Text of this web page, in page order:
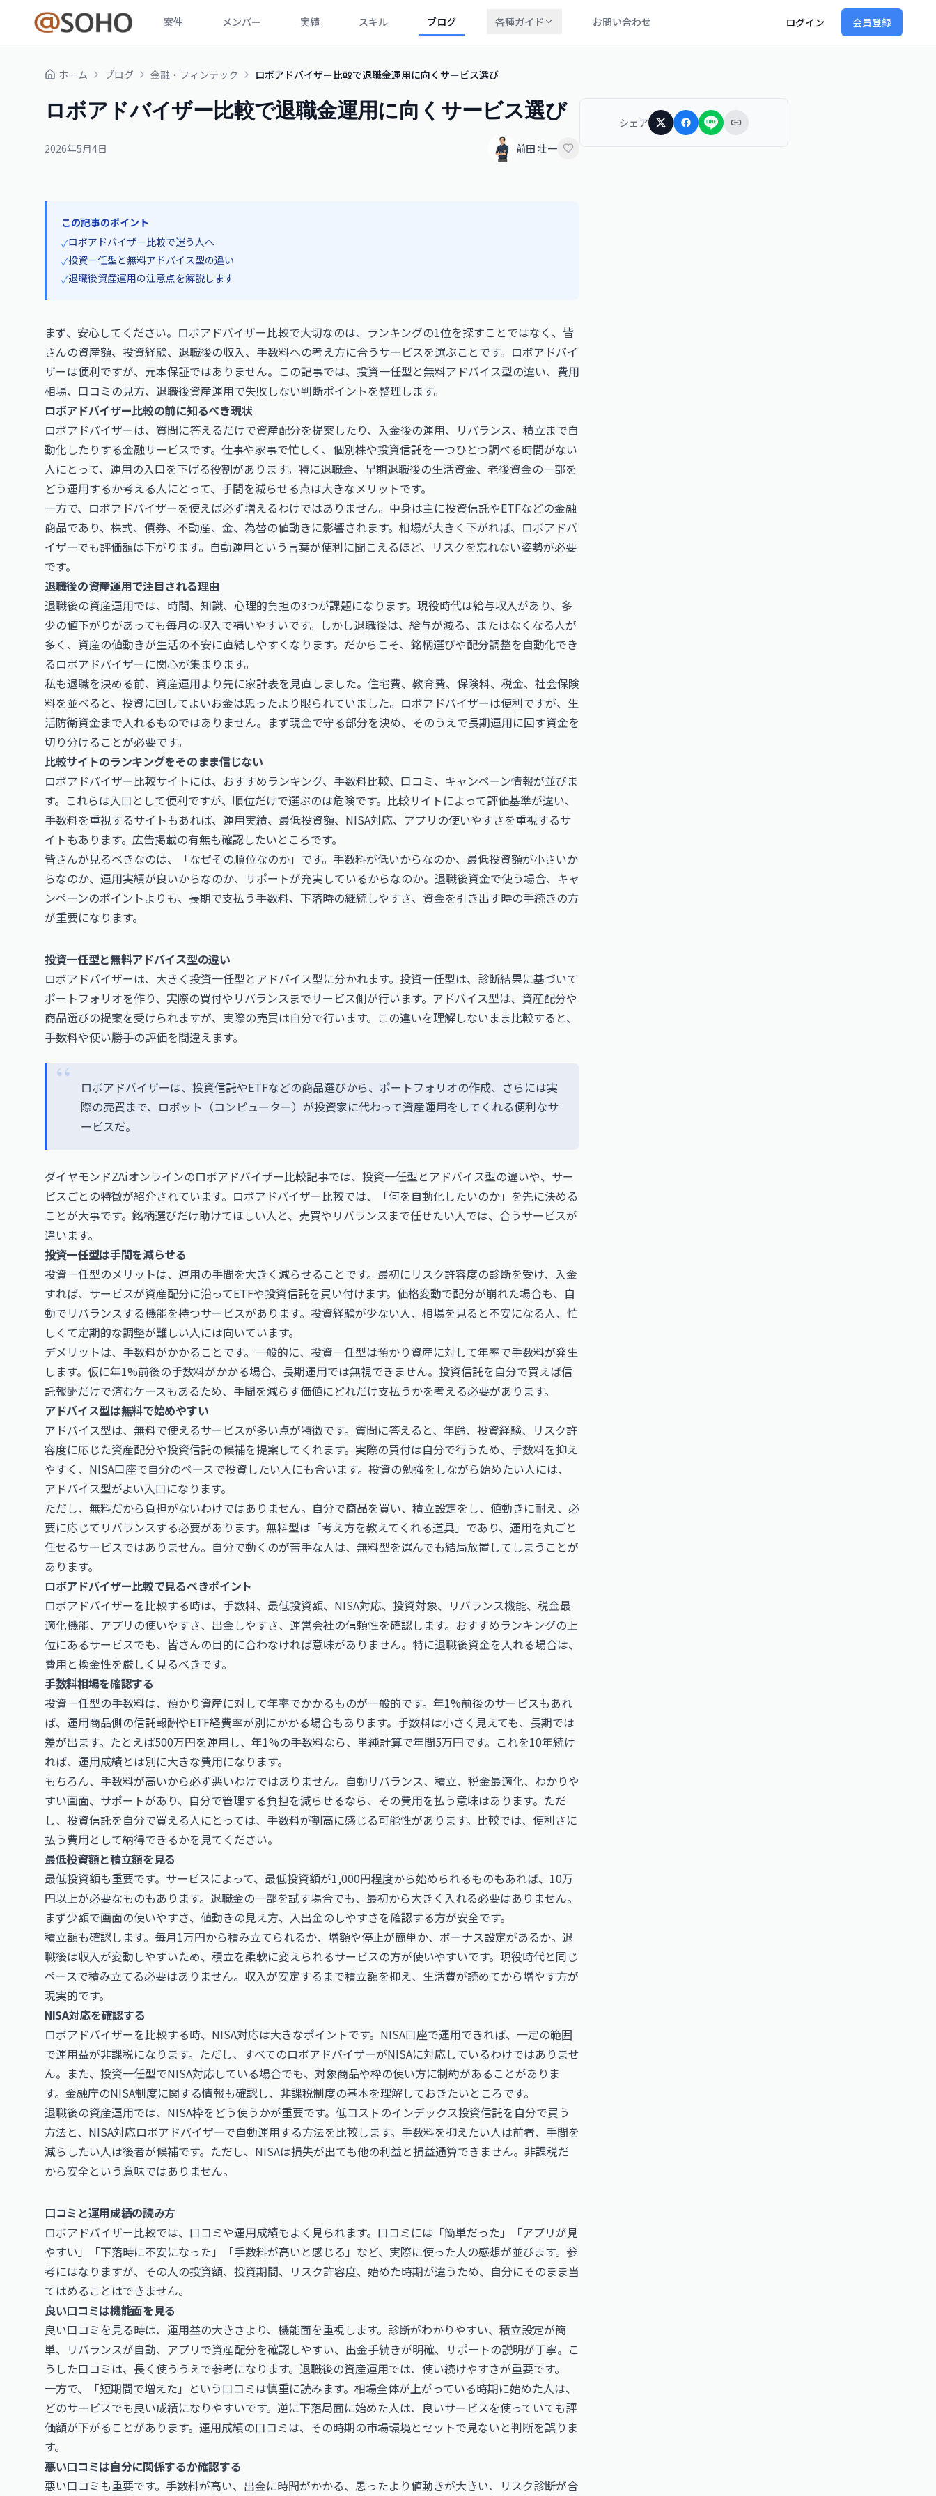
案件 メンバー 実績 スキル ブログ 各種ガイド お問い合わせ ログイン 会員登録
ホーム ブログ 金融・フィンテック ロボアドバイザー比較で退職金運用に向くサービス選び
ロボアドバイザー比較で退職金運用に向くサービス選び
2026年5月4日 前田 壮一
この記事のポイント
✓ロボアドバイザー比較で迷う人へ
✓投資一任型と無料アドバイス型の違い
✓退職後資産運用の注意点を解説します
まず、安心してください。ロボアドバイザー比較で大切なのは、ランキングの1位を探すことではなく、皆
さんの資産額、投資経験、退職後の収入、手数料への考え方に合うサービスを選ぶことです。ロボアドバイ
ザーは便利ですが、元本保証ではありません。この記事では、投資一任型と無料アドバイス型の違い、費用
相場、口コミの見方、退職後資産運用で失敗しない判断ポイントを整理します。
ロボアドバイザー比較の前に知るべき現状
ロボアドバイザーは、質問に答えるだけで資産配分を提案したり、入金後の運用、リバランス、積立まで自
動化したりする金融サービスです。仕事や家事で忙しく、個別株や投資信託を一つひとつ調べる時間がない
人にとって、運用の入口を下げる役割があります。特に退職金、早期退職後の生活資金、老後資金の一部を
どう運用するか考える人にとって、手間を減らせる点は大きなメリットです。
一方で、ロボアドバイザーを使えば必ず増えるわけではありません。中身は主に投資信託やETFなどの金融
商品であり、株式、債券、不動産、金、為替の値動きに影響されます。相場が大きく下がれば、ロボアドバ
イザーでも評価額は下がります。自動運用という言葉が便利に聞こえるほど、リスクを忘れない姿勢が必要
です。
退職後の資産運用で注目される理由
退職後の資産運用では、時間、知識、心理的負担の3つが課題になります。現役時代は給与収入があり、多
少の値下がりがあっても毎月の収入で補いやすいです。しかし退職後は、給与が減る、またはなくなる人が
多く、資産の値動きが生活の不安に直結しやすくなります。だからこそ、銘柄選びや配分調整を自動化でき
るロボアドバイザーに関心が集まります。
私も退職を決める前、資産運用より先に家計表を見直しました。住宅費、教育費、保険料、税金、社会保険
料を並べると、投資に回してよいお金は思ったより限られていました。ロボアドバイザーは便利ですが、生
活防衛資金まで入れるものではありません。まず現金で守る部分を決め、そのうえで長期運用に回す資金を
切り分けることが必要です。
比較サイトのランキングをそのまま信じない
ロボアドバイザー比較サイトには、おすすめランキング、手数料比較、口コミ、キャンペーン情報が並びま
す。これらは入口として便利ですが、順位だけで選ぶのは危険です。比較サイトによって評価基準が違い、
手数料を重視するサイトもあれば、運用実績、最低投資額、NISA対応、アプリの使いやすさを重視するサ
イトもあります。広告掲載の有無も確認したいところです。
皆さんが見るべきなのは、「なぜその順位なのか」です。手数料が低いからなのか、最低投資額が小さいか
らなのか、運用実績が良いからなのか、サポートが充実しているからなのか。退職後資金で使う場合、キャ
ンペーンのポイントよりも、長期で支払う手数料、下落時の継続しやすさ、資金を引き出す時の手続きの方
が重要になります。
投資一任型と無料アドバイス型の違い
ロボアドバイザーは、大きく投資一任型とアドバイス型に分かれます。投資一任型は、診断結果に基づいて
ポートフォリオを作り、実際の買付やリバランスまでサービス側が行います。アドバイス型は、資産配分や
商品選びの提案を受けられますが、実際の売買は自分で行います。この違いを理解しないまま比較すると、
手数料や使い勝手の評価を間違えます。
ロボアドバイザーは、投資信託やETFなどの商品選びから、ポートフォリオの作成、さらには実
際の売買まで、ロボット（コンピューター）が投資家に代わって資産運用をしてくれる便利なサ
ービスだ。
ダイヤモンドZAiオンラインのロボアドバイザー比較記事では、投資一任型とアドバイス型の違いや、サー
ビスごとの特徴が紹介されています。ロボアドバイザー比較では、「何を自動化したいのか」を先に決める
ことが大事です。銘柄選びだけ助けてほしい人と、売買やリバランスまで任せたい人では、合うサービスが
違います。
投資一任型は手間を減らせる
投資一任型のメリットは、運用の手間を大きく減らせることです。最初にリスク許容度の診断を受け、入金
すれば、サービスが資産配分に沿ってETFや投資信託を買い付けます。価格変動で配分が崩れた場合も、自
動でリバランスする機能を持つサービスがあります。投資経験が少ない人、相場を見ると不安になる人、忙
しくて定期的な調整が難しい人には向いています。
デメリットは、手数料がかかることです。一般的に、投資一任型は預かり資産に対して年率で手数料が発生
します。仮に年1%前後の手数料がかかる場合、長期運用では無視できません。投資信託を自分で買えば信
託報酬だけで済むケースもあるため、手間を減らす価値にどれだけ支払うかを考える必要があります。
アドバイス型は無料で始めやすい
アドバイス型は、無料で使えるサービスが多い点が特徴です。質問に答えると、年齢、投資経験、リスク許
容度に応じた資産配分や投資信託の候補を提案してくれます。実際の買付は自分で行うため、手数料を抑え
やすく、NISA口座で自分のペースで投資したい人にも合います。投資の勉強をしながら始めたい人には、
アドバイス型がよい入口になります。
ただし、無料だから負担がないわけではありません。自分で商品を買い、積立設定をし、値動きに耐え、必
要に応じてリバランスする必要があります。無料型は「考え方を教えてくれる道具」であり、運用を丸ごと
任せるサービスではありません。自分で動くのが苦手な人は、無料型を選んでも結局放置してしまうことが
あります。
ロボアドバイザー比較で見るべきポイント
ロボアドバイザーを比較する時は、手数料、最低投資額、NISA対応、投資対象、リバランス機能、税金最
適化機能、アプリの使いやすさ、出金しやすさ、運営会社の信頼性を確認します。おすすめランキングの上
位にあるサービスでも、皆さんの目的に合わなければ意味がありません。特に退職後資金を入れる場合は、
費用と換金性を厳しく見るべきです。
手数料相場を確認する
投資一任型の手数料は、預かり資産に対して年率でかかるものが一般的です。年1%前後のサービスもあれ
ば、運用商品側の信託報酬やETF経費率が別にかかる場合もあります。手数料は小さく見えても、長期では
差が出ます。たとえば500万円を運用し、年1%の手数料なら、単純計算で年間5万円です。これを10年続け
れば、運用成績とは別に大きな費用になります。
もちろん、手数料が高いから必ず悪いわけではありません。自動リバランス、積立、税金最適化、わかりや
すい画面、サポートがあり、自分で管理する負担を減らせるなら、その費用を払う意味はあります。ただ
し、投資信託を自分で買える人にとっては、手数料が割高に感じる可能性があります。比較では、便利さに
払う費用として納得できるかを見てください。
最低投資額と積立額を見る
最低投資額も重要です。サービスによって、最低投資額が1,000円程度から始められるものもあれば、10万
円以上が必要なものもあります。退職金の一部を試す場合でも、最初から大きく入れる必要はありません。
まず少額で画面の使いやすさ、値動きの見え方、入出金のしやすさを確認する方が安全です。
積立額も確認します。毎月1万円から積み立てられるか、増額や停止が簡単か、ボーナス設定があるか。退
職後は収入が変動しやすいため、積立を柔軟に変えられるサービスの方が使いやすいです。現役時代と同じ
ペースで積み立てる必要はありません。収入が安定するまで積立額を抑え、生活費が読めてから増やす方が
現実的です。
NISA対応を確認する
ロボアドバイザーを比較する時、NISA対応は大きなポイントです。NISA口座で運用できれば、一定の範囲
で運用益が非課税になります。ただし、すべてのロボアドバイザーがNISAに対応しているわけではありませ
ん。また、投資一任型でNISA対応している場合でも、対象商品や枠の使い方に制約があることがありま
す。金融庁のNISA制度に関する情報も確認し、非課税制度の基本を理解しておきたいところです。
退職後の資産運用では、NISA枠をどう使うかが重要です。低コストのインデックス投資信託を自分で買う
方法と、NISA対応ロボアドバイザーで自動運用する方法を比較します。手数料を抑えたい人は前者、手間を
減らしたい人は後者が候補です。ただし、NISAは損失が出ても他の利益と損益通算できません。非課税だ
から安全という意味ではありません。
口コミと運用成績の読み方
ロボアドバイザー比較では、口コミや運用成績もよく見られます。口コミには「簡単だった」「アプリが見
やすい」「下落時に不安になった」「手数料が高いと感じる」など、実際に使った人の感想が並びます。参
考にはなりますが、その人の投資額、投資期間、リスク許容度、始めた時期が違うため、自分にそのまま当
てはめることはできません。
良い口コミは機能面を見る
良い口コミを見る時は、運用益の大きさより、機能面を重視します。診断がわかりやすい、積立設定が簡
単、リバランスが自動、アプリで資産配分を確認しやすい、出金手続きが明確、サポートの説明が丁寧。こ
うした口コミは、長く使ううえで参考になります。退職後の資産運用では、使い続けやすさが重要です。
一方で、「短期間で増えた」という口コミは慎重に読みます。相場全体が上がっている時期に始めた人は、
どのサービスでも良い成績になりやすいです。逆に下落局面に始めた人は、良いサービスを使っていても評
価額が下がることがあります。運用成績の口コミは、その時期の市場環境とセットで見ないと判断を誤りま
す。
悪い口コミは自分に関係するか確認する
悪い口コミも重要です。手数料が高い、出金に時間がかかる、思ったより値動きが大きい、リスク診断が合
シェア